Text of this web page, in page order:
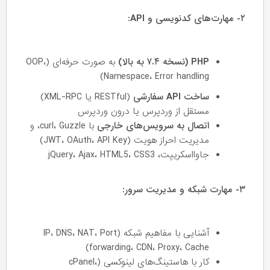
۲- مهارت‌های کدنویسی و API:
PHP (نسخه ۷.۴ به بالا)
به صورت حرفه‌ای (OOP،
Namespace، Error handling)
ساخت API سفارشی
(RESTful یا XML-RPC)
مستقل از وردپرس یا درون وردپرس
اتصال به سرویس‌های خارجی
با curl، Guzzle، و
مدیریت احراز هویت (JWT، OAuth، API Key)
جاوااسکریپت، jQuery، Ajax، HTML5، CSS3
۳- مهارت شبکه و مدیریت سرور:
آشنایی با مفاهیم شبکه (IP، DNS، NAT، Port
forwarding، CDN، Proxy، Cache)
کار با هاستینگ‌های لینوکسی (cPanel،